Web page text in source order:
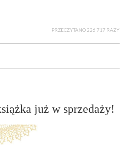
PRZECZYTANO 226 717 RAZY
już w sprzedaży!